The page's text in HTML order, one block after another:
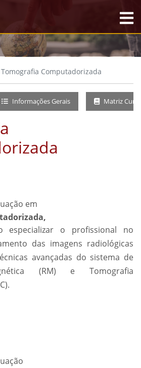
Tomografia Computadorizada
Informações Gerais Matriz
em
especializar o profissional no
das imagens radiológicas
avançadas do sistema de
(RM) e Tomografia